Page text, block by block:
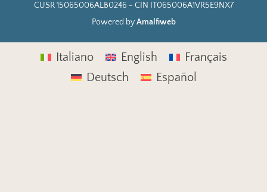
CUSR 15065006ALB0246 - CIN IT065006A1VR5E9NX7
Powered byAmalfiweb
Italiano English
Français
Deutsch
Español